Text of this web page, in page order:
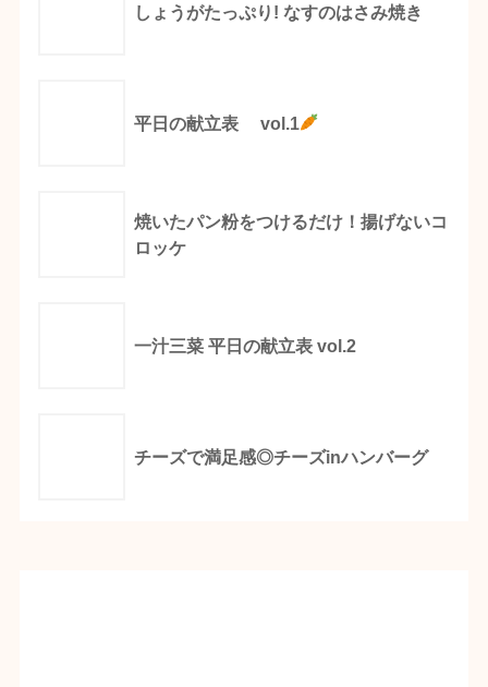
しょうがたっぷり! なすのはさみ焼き
平日の献立表 vol.1
焼いたパン粉をつけるだけ！揚げないコ
ロッケ
一汁三菜 平日の献立表 vol.2
チーズで満足感◎チーズinハンバーグ